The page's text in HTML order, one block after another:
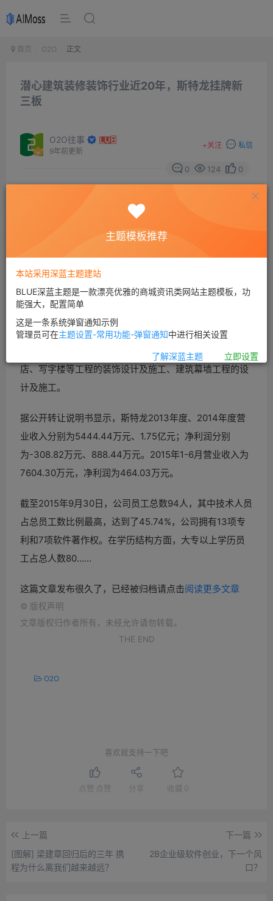
首页 O2O 正文
潜心建筑装修装饰行业近20年，斯特龙挂牌新
三板
O2O往事
9年前更新
+关注 私信
0 124 0
网2月19日消息，建筑装修装饰服务商斯特龙装饰股
份有限公司挂牌新三板。斯特龙成立于1997年，主营业务
包括政府机构、医院、银行、体育场馆、星级宾馆、酒
店、写字楼等工程的装饰设计及施工、建筑幕墙工程的设
计及施工。
限公司挂牌新三板。斯特龙成立于1997年1月9日，主营业
务包括政府机构、医院、银行、体育场馆、星级宾馆、酒
店、写字楼等工程的装饰设计及施工、建筑幕墙工程的设
计及施工。
据公开转让说明书显示，斯特龙2013年度、2014年度营
业收入分别为5444.44万元、1.75亿元；净利润分别
为-308.82万元、888.44万元。2015年1-6月营业收入为
7604.30万元，净利润为464.03万元。
截至2015年9月30日，公司员工总数94人，其中技术人员
占总员工数比例最高，达到了45.74%，公司拥有13项专
利和7项软件著作权。在学历结构方面，大专以上学历员
工占总人数80……
这篇文章发布很久了，已经被归档请点击阅读更多文章
© 版权声明
文章版权归作者所有，未经允许请勿转载。
THE END
O2O
喜欢就支持一下吧
点赞 点赞 分享 收藏 0
上一篇
[图解] 梁建章回归后的三年 携
程为什么离我们越来越远？
下一篇
2B企业级软件创业，下一个风
口？
主题模板推荐
本站采用深蓝主题建站
BLUE深蓝主题是一款漂亮优雅的商城资讯类网站主题模板，功
能强大，配置简单
这是一条系统弹窗通知示例
管理员可在主题设置-常用功能-弹窗通知中进行相关设置
了解深蓝主题 立即设置